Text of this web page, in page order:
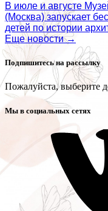
В июле и августе
(Москва) запускает
детей по истории
Еще новости →
Подпишитесь на рассылку
Пожалуйста, выберите
Мы в социальных сетях